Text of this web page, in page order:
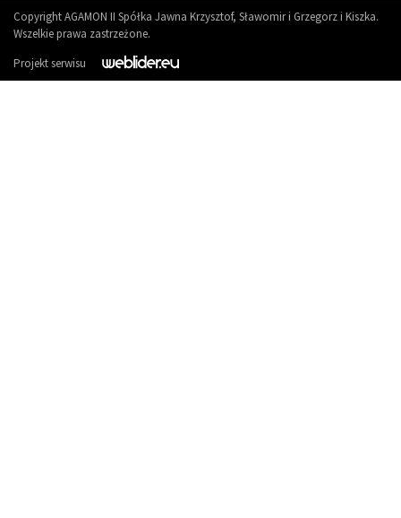
Copyright AGAMON II Spółka Jawna Krzysztof, Sławomir i Grzegorz i Kiszka.
Wszelkie prawa zastrzeżone.
Projekt serwisu